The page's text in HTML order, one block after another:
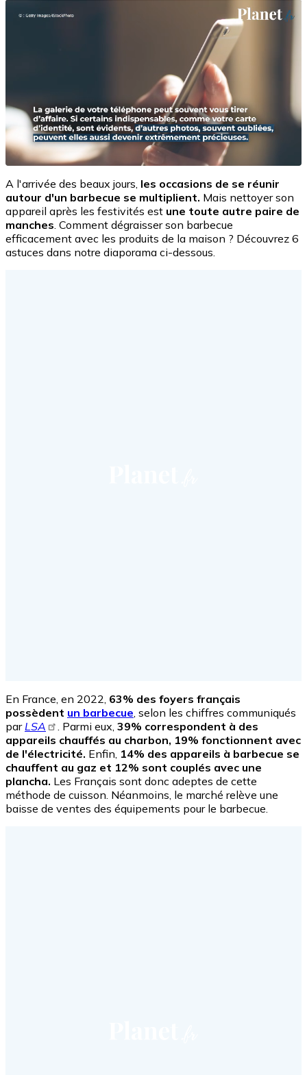
A l'arrivée des beaux jours, les occasions de se réunir
autour d'un barbecue se multiplient. Mais nettoyer son
appareil après les festivités est une toute autre paire de
manches . Comment dégraisser son barbecue
efficacement avec les produits de la maison ? Découvrez 6
astuces dans notre diaporama ci-dessous.
En France, en 2022, 63% des foyers français
possèdent un barbecue , selon les chiffres communiqués
par LSA . Parmi eux,39% correspondent à des
appareils chauffés au charbon, 19% fonctionnent avec
de l'électricité. Enfin, 14% des appareils à barbecue se
chauffent au gaz et 12% sont couplés avec une
plancha. Les Français sont donc adeptes de cette
méthode de cuisson. Néanmoins, le marché relève une
baisse de ventes des équipements pour le barbecue.